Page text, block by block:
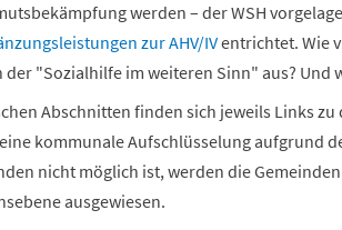
werden – der WSH
zur AHV/IVentrichtet. Wie
der "Sozialhilfe im weiteren Sinn" aus?
Abschnitten finden sich jeweils Links
kommunale Aufschlüsselung aufgrund
nicht möglich ist, werden die
ausgewiesen.